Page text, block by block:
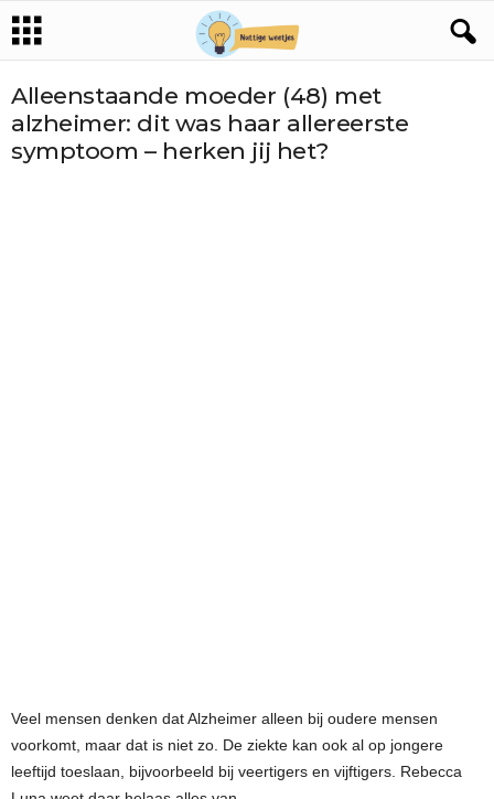
Alleenstaande moeder (48) met
alzheimer: dit was haar allereerste
symptoom – herken jij het?
Veel mensen denken dat Alzheimer alleen bij oudere mensen
voorkomt, maar dat is niet zo. De ziekte kan ook al op jongere
leeftijd toeslaan, bijvoorbeeld bij veertigers en vijftigers. Rebecca